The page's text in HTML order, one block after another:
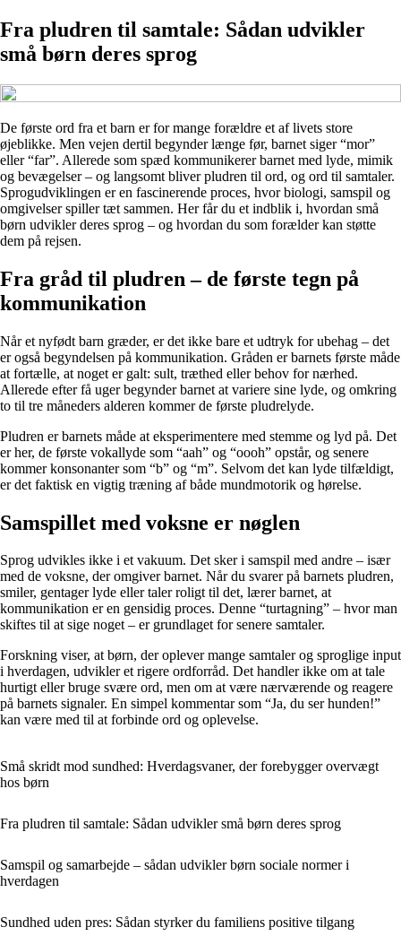
Fra pludren til samtale: Sådan udvikler
små børn deres sprog
De første ord fra et barn er for mange forældre et af livets store
øjeblikke. Men vejen dertil begynder længe før, barnet siger “mor”
eller “far”. Allerede som spæd kommunikerer barnet med lyde, mimik
og bevægelser – og langsomt bliver pludren til ord, og ord til samtaler.
Sprogudviklingen er en fascinerende proces, hvor biologi, samspil og
omgivelser spiller tæt sammen. Her får du et indblik i, hvordan små
børn udvikler deres sprog – og hvordan du som forælder kan støtte
dem på rejsen.
Fra gråd til pludren – de første tegn på
kommunikation
Når et nyfødt barn græder, er det ikke bare et udtryk for ubehag – det
er også begyndelsen på kommunikation. Gråden er barnets første måde
at fortælle, at noget er galt: sult, træthed eller behov for nærhed.
Allerede efter få uger begynder barnet at variere sine lyde, og omkring
to til tre måneders alderen kommer de første pludrelyde.
Pludren er barnets måde at eksperimentere med stemme og lyd på. Det
er her, de første vokallyde som “aah” og “oooh” opstår, og senere
kommer konsonanter som “b” og “m”. Selvom det kan lyde tilfældigt,
er det faktisk en vigtig træning af både mundmotorik og hørelse.
Samspillet med voksne er nøglen
Sprog udvikles ikke i et vakuum. Det sker i samspil med andre – især
med de voksne, der omgiver barnet. Når du svarer på barnets pludren,
smiler, gentager lyde eller taler roligt til det, lærer barnet, at
kommunikation er en gensidig proces. Denne “turtagning” – hvor man
skiftes til at sige noget – er grundlaget for senere samtaler.
Forskning viser, at børn, der oplever mange samtaler og sproglige input
i hverdagen, udvikler et rigere ordforråd. Det handler ikke om at tale
hurtigt eller bruge svære ord, men om at være nærværende og reagere
på barnets signaler. En simpel kommentar som “Ja, du ser hunden!”
kan være med til at forbinde ord og oplevelse.
Små skridt mod sundhed: Hverdagsvaner, der forebygger overvægt
hos børn
Fra pludren til samtale: Sådan udvikler små børn deres sprog
Samspil og samarbejde – sådan udvikler børn sociale normer i
hverdagen
Sundhed uden pres: Sådan styrker du familiens positive tilgang